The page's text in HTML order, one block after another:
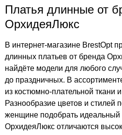
Платья длинные от
ОрхидеяЛюкс
В интернет-магазине BrestOpt
длинных платьев от бренда
найдёте модели для любого
до праздничных. В
из костюмно-плательной ткани
Разнообразие цветов и стилей
женщине подобрать идеальный
ОрхидеяЛюкс отличаются